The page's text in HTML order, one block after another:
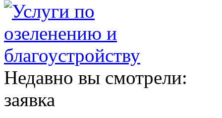
Недавно вы смотрели:
заявка